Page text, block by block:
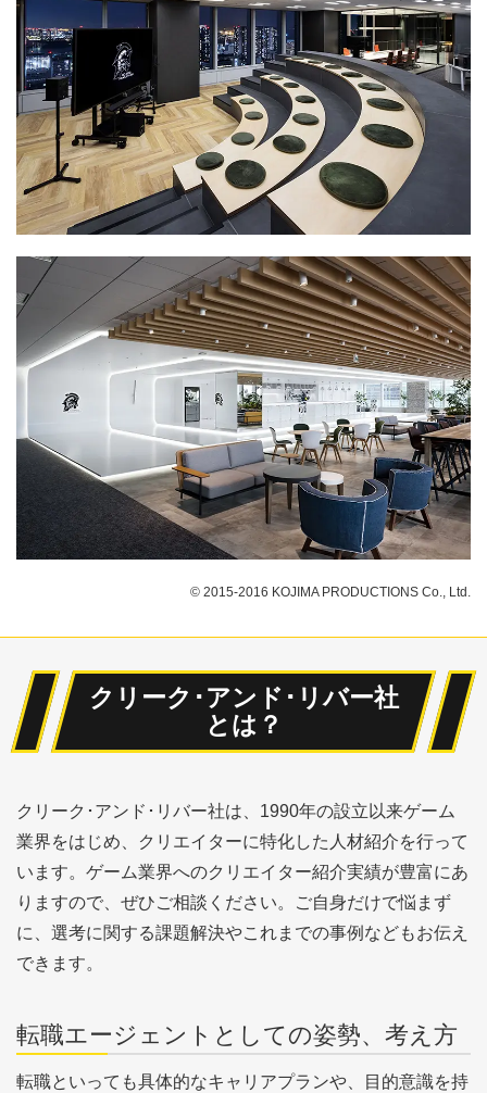
© 2015-2016 KOJIMA PRODUCTIONS Co., Ltd.
クリーク･アンド･リバー社
とは？
クリーク･アンド･リバー社は、1990年の設立以来ゲーム
業界をはじめ、クリエイターに特化した人材紹介を行って
います。ゲーム業界へのクリエイター紹介実績が豊富にあ
りますので、ぜひご相談ください。ご自身だけで悩まず
に、選考に関する課題解決やこれまでの事例などもお伝え
できます。
転職エージェントとしての姿勢、考え方
転職といっても具体的なキャリアプランや、目的意識を持